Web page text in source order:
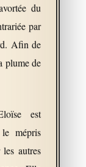
du
par
Afin de
plume de
est
mépris
autres